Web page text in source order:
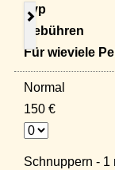
Typ
Gebühren
Für wieviele
Normal
150 €
Schnuppern -